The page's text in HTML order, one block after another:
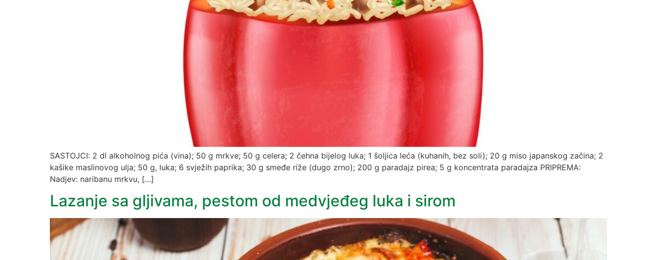
SASTOJCI: 2 dl alkoholnog pića (vina); 50 g mrkve; 50 g celera; 2 čehna bijelog luka; 1 šoljica leća (kuhanih, bez soli); 20 g miso japanskog začina; 2
kašike maslinovog ulja; 50 g, luka; 6 svježih paprika; 30 g smeđe riže (dugo zrno); 200 g paradajz pirea; 5 g koncentrata paradajza PRIPREMA:
Nadjev: naribanu mrkvu, […]
Lazanje sa gljivama, pestom od medvjeđeg luka i sirom